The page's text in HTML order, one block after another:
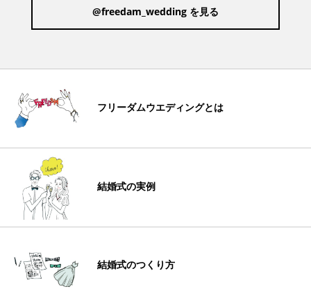
@freedam_wedding を見る
フリーダムウエディングとは
結婚式の実例
結婚式のつくり方